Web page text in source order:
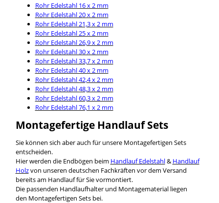
Rohr Edelstahl 16 x 2 mm
Rohr Edelstahl 20 x 2 mm
Rohr Edelstahl 21,3 x 2 mm
Rohr Edelstahl 25 x 2 mm
Rohr Edelstahl 26,9 x 2 mm
Rohr Edelstahl 30 x 2 mm
Rohr Edelstahl 33,7 x 2 mm
Rohr Edelstahl 40 x 2 mm
Rohr Edelstahl 42,4 x 2 mm
Rohr Edelstahl 48,3 x 2 mm
Rohr Edelstahl 60,3 x 2 mm
Rohr Edelstahl 76,1 x 2 mm
Montagefertige Handlauf Sets
Sie können sich aber auch für unsere Montagefertigen Sets
entscheiden.
Hier werden die Endbögen beim Handlauf Edelstahl& Handlauf
Holzvon unseren deutschen Fachkräften vor dem Versand
bereits am Handlauf für Sie vormontiert.
Die passenden Handlaufhalter und Montagematerial liegen
den Montagefertigen Sets bei.